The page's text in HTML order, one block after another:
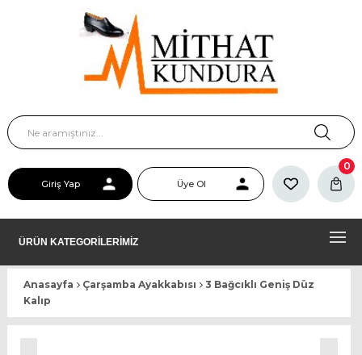
Giriş Yap Üye Ol
0
ÜRÜN KATEGORİLERİMİZ
Anasayfa Çarşamba Ayakkabısı
3 Bağcıklı Geniş Düz
Kalıp